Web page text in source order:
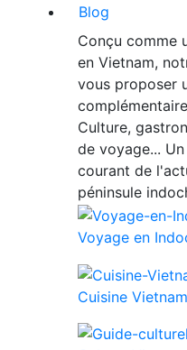
Blog
Conçu comme
en Vietnam,
vous proposer
Culture,
de voyage...
courant de
péninsule
Voyage en
Cuisine